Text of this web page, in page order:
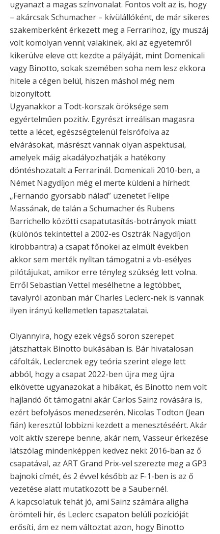
ugyanazt a magas színvonalat. Fontos volt az is, hogy
– akárcsak Schumacher – kívülállóként, de már sikeres
szakemberként érkezett meg a Ferrarihoz, így muszáj
volt komolyan venni; valakinek, aki az egyetemről
kikerülve eleve ott kezdte a pályáját, mint Domenicali
vagy Binotto, sokak szemében soha nem lesz ekkora
hitele a cégen belül, hiszen máshol még nem
bizonyított.
Ugyanakkor a Todt-korszak öröksége sem
egyértelműen pozitív. Egyrészt irreálisan magasra
tette a lécet, egészségtelenül felsrófolva az
elvárásokat, másrészt vannak olyan aspektusai,
amelyek máig akadályozhatják a hatékony
döntéshozatalt a Ferrarinál. Domenicali 2010-ben, a
Német Nagydíjon még el merte küldeni a hírhedt
„Fernando gyorsabb nálad” üzenetet Felipe
Massának, de talán a Schumacher és Rubens
Barrichello közötti csapatutasítás-botrányok miatt
(különös tekintettel a 2002-es Osztrák Nagydíjon
kirobbantra) a csapat főnökei az elmúlt években
akkor sem merték nyíltan támogatni a vb-esélyes
pilótájukat, amikor erre tényleg szükség lett volna.
Erről Sebastian Vettel mesélhetne a legtöbbet,
tavalyról azonban már Charles Leclerc-nek is vannak
ilyen irányú kellemetlen tapasztalatai.
Olyannyira, hogy ezek végső soron szerepet
játszhattak Binotto bukásában is. Bár hivatalosan
cáfolták, Leclercnek egy teória szerint elege lett
abból, hogy a csapat 2022-ben újra meg újra
elkövette ugyanazokat a hibákat, és Binotto nem volt
hajlandó őt támogatni akár Carlos Sainz rovására is,
ezért befolyásos menedzserén, Nicolas Todton (Jean
fián) keresztül lobbizni kezdett a menesztéséért. Akár
volt aktív szerepe benne, akár nem, Vasseur érkezése
látszólag mindenképpen kedvez neki: 2016-ban az ő
csapatával, az ART Grand Prix-vel szerezte meg a GP3
bajnoki címét, és 2 évvel később az F-1-ben is az ő
vezetése alatt mutatkozott be a Saubernél.
A kapcsolatuk tehát jó, ami Sainz számára aligha
örömteli hír, és Leclerc csapaton belüli pozícióját
erősíti, ám ez nem változtat azon, hogy Binotto